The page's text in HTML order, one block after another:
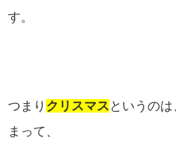
す。
つまり クリスマスというの
まって、